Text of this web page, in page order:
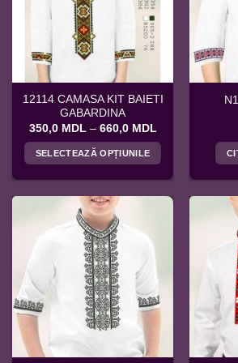
pot
fi
alese
pagina
produsului.
12114 CAMASA KIT BAIETI
GABARDINA
350,0 MDL – 660,0 MDL
prețuri:
350,0 MDL
la
SELECTEAZĂ OPȚIUNILE
are
mai
multe
variații.
Opțiunile
pot
fi
alese
pagina